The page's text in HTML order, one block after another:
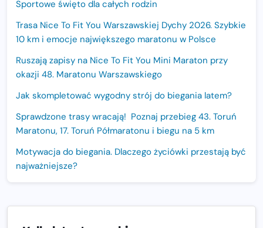
Sportowe święto dla całych rodzin
Trasa Nice To Fit You Warszawskiej Dychy 2026. Szybkie
10 km i emocje największego maratonu w Polsce
Ruszają zapisy na Nice To Fit You Mini Maraton przy
okazji 48. Maratonu Warszawskiego
Jak skompletować wygodny strój do biegania latem?
Sprawdzone trasy wracają! Poznaj przebieg 43. Toruń
Maratonu, 17. Toruń Półmaratonu i biegu na 5 km
Motywacja do biegania. Dlaczego życiówki przestają być
najważniejsze?